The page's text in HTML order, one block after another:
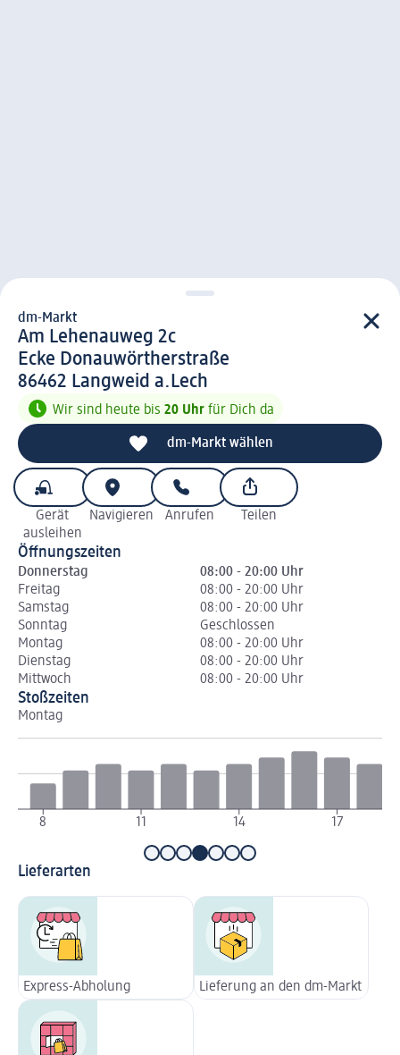
d m-Markt
dm-Markt
Am Lehenauweg 2c
Ecke Donauwörtherstraße
8 6 4 6 2
86462 Langweid a.Lech
Wir sind heute bis 20 Uhr für Dich da
dm-Markt wählen
Gerät
ausleihen
Navigieren Anrufen Teilen
Öffnungszeiten
Donnerstag
08:00 - 20:00 Uhr
Freitag
08:00 - 20:00 Uhr
Samstag
08:00 - 20:00 Uhr
Sonntag
Geschlossen
Montag
08:00 - 20:00 Uhr
Dienstag
08:00 - 20:00 Uhr
Mittwoch
08:00 - 20:00 Uhr
Stoßzeiten
Montag
8 11 14 17
Lieferarten
Express-Abholung Lieferung an den dm-Markt